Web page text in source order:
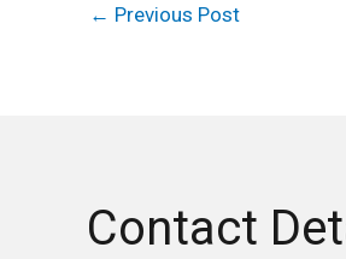
← Previous Post
Contact